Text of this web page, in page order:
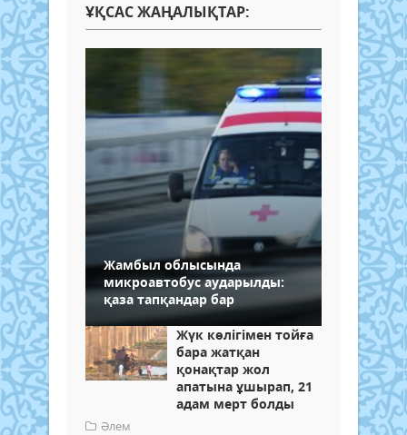
ҰҚСАС ЖАҢАЛЫҚТАР:
Жамбыл облысында
микроавтобус аударылды:
қаза тапқандар бар
Жүк көлігімен тойға
бара жатқан
қонақтар жол
апатына ұшырап, 21
адам мерт болды
Әлем